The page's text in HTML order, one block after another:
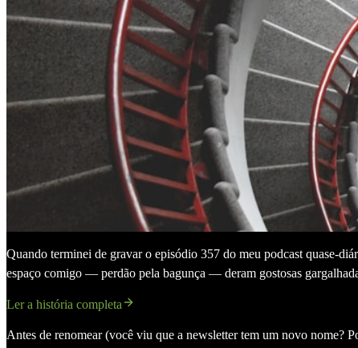
Quando terminei de gravar o episódio 357 do meu podcast quase-
espaço comigo — perdão pela bagunça — deram gostosas
Ler a história completa
Antes de renomear (você viu que a newsletter tem um novo nome?